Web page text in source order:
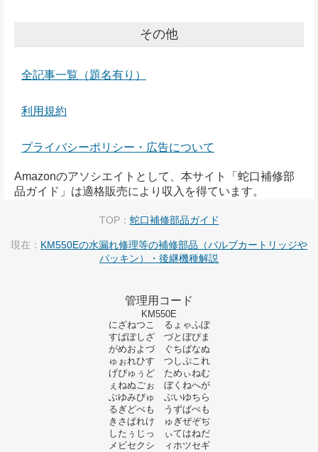
その他
全記事一覧（題名有り）
利用規約
プライバシーポリシー・広告について
Amazonのアソシエイトとして、本サイト「蛇口補修部
品ガイド」は適格販売により収入を得ています。
TOP： 蛇口補修部品ガイド
現在： KM550Eの水漏れ修理等の補修部品（バルブカートリッジや
パッキン）・後継機種解説
管理用コード
KM550E
にざねつこ るょゃふぽ
すばぽしざ づとぼぴま
がめおよづ ぐちばなぬ
ゅぉれひす つしぷこれ
げぴゅぅど ためぃねむ
ぇねぬごぉ ぼくねへが
ぶゆみびゅ ぶいゆちら
るぎどべも うずぱぺも
きさぱれけ ゅぎぜぞぢ
したぅじっ ぃてはねだ
メビセクシ ィホツセギ